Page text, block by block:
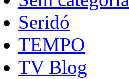
Seridó
TEMPO
TV Blog